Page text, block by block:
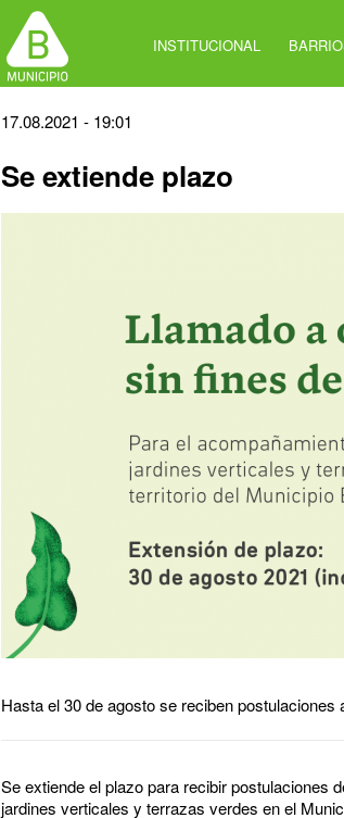
INSTITUCIONAL
Back
top
17.08.2021 - 19:01
Se extiende plazo
Hasta el 30 de agosto se reciben
Se extiende el plazo para recibir postulaciones
jardines verticales y terrazas verdes en el